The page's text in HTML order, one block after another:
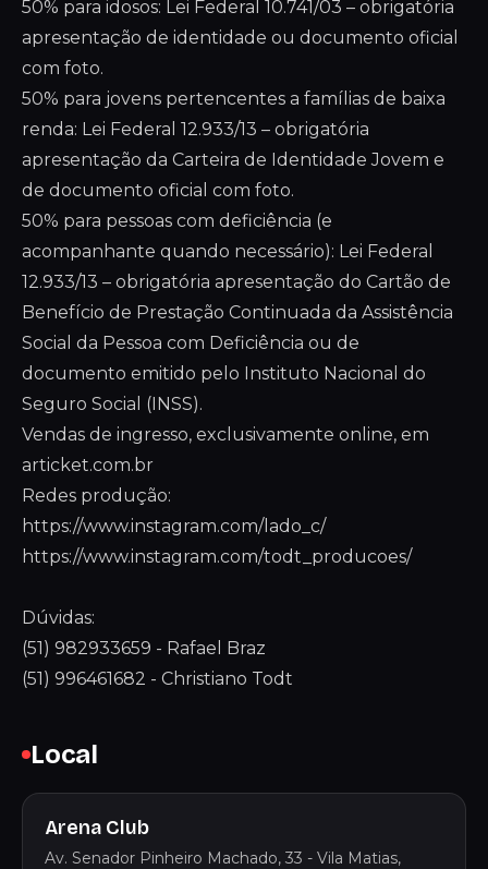
50% para idosos: Lei Federal 10.741/03 – obrigatória
apresentação de identidade ou documento oficial
com foto.
50% para jovens pertencentes a famílias de baixa
renda: Lei Federal 12.933/13 – obrigatória
apresentação da Carteira de Identidade Jovem e
de documento oficial com foto.
50% para pessoas com deficiência (e
acompanhante quando necessário): Lei Federal
12.933/13 – obrigatória apresentação do Cartão de
Benefício de Prestação Continuada da Assistência
Social da Pessoa com Deficiência ou de
documento emitido pelo Instituto Nacional do
Seguro Social (INSS).
Vendas de ingresso, exclusivamente online, em
articket.com.br
Redes produção:
https://www.instagram.com/lado_c/
https://www.instagram.com/todt_producoes/
Dúvidas:
(51) 982933659 - Rafael Braz
(51) 996461682 - Christiano Todt
Local
Arena Club
Av. Senador Pinheiro Machado, 33 - Vila Matias,